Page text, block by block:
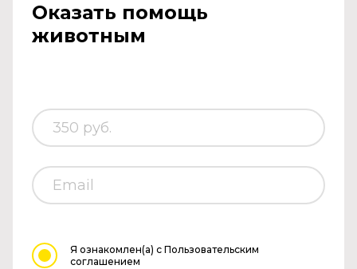
Оказать помощь
животным
Я ознакомлен(а) с Пользовательским
соглашением